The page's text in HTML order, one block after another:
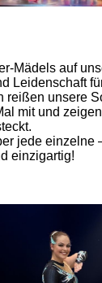
Mädels auf
Leidenschaft
reißen unsere
mit und
jede einzelne
einzigartig!